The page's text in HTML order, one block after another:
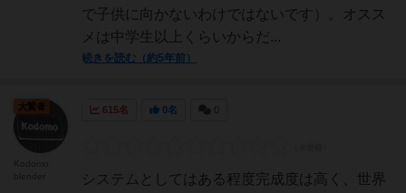
で子供に向かないわけではないです）。オスス
メは中学生以上くらいからだ...
続きを読む（約5年前）
615名 0名
システムとしてはある程度完成度は高く、世界
大賢者